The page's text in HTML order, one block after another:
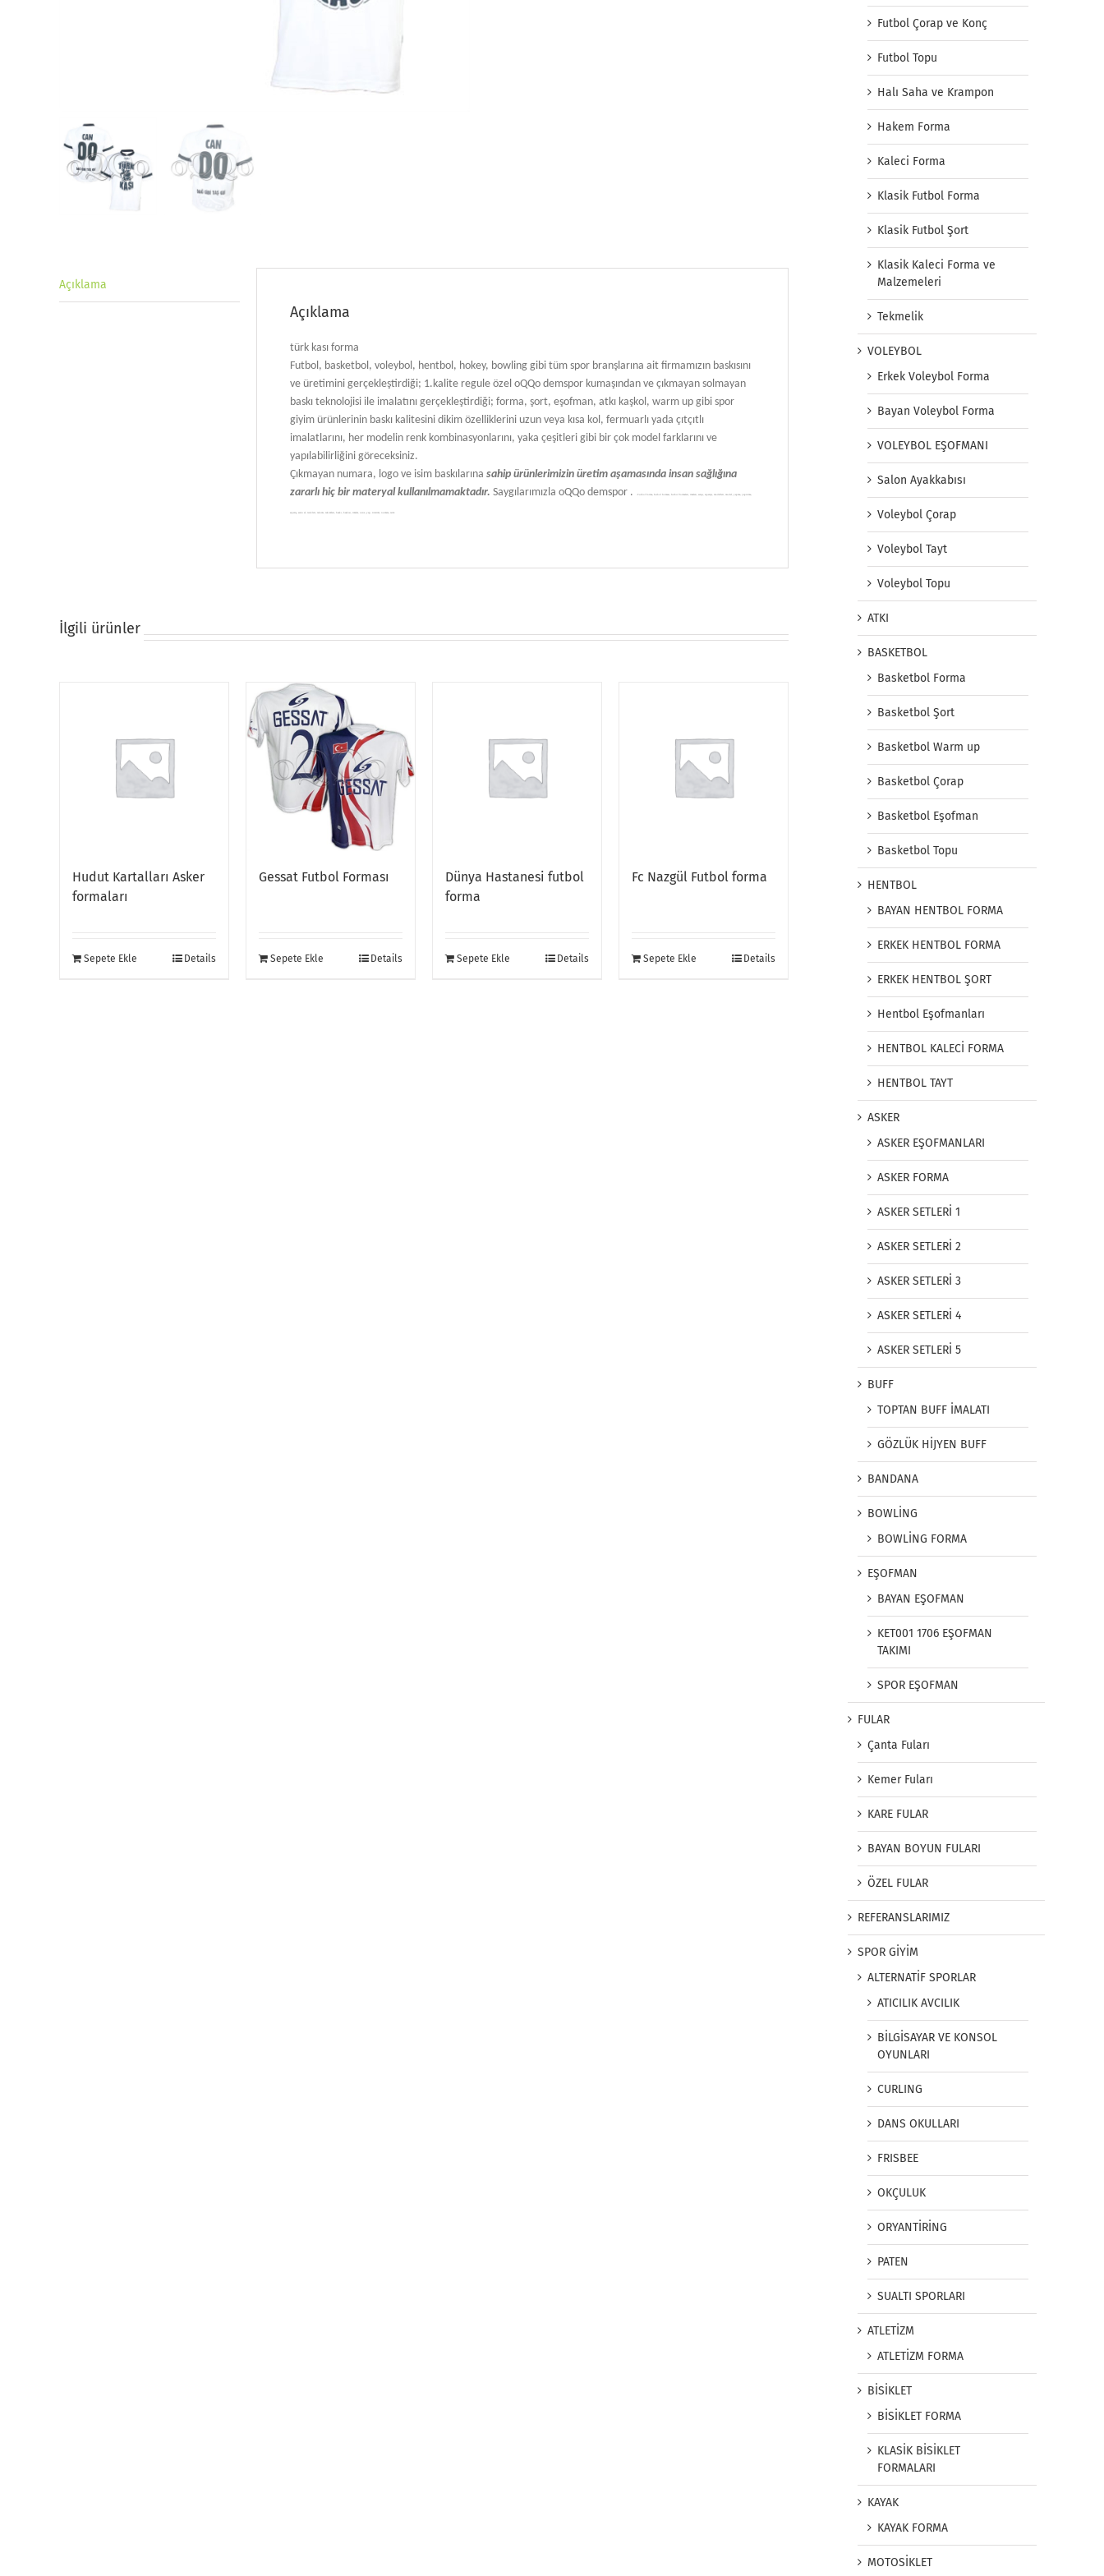
Açıklama
Açıklama
türk kası forma
Futbol, basketbol, voleybol, hentbol, hokey, bowling gibi tüm spor branşlarına ait firmamızın baskısını
ve üretimini gerçekleştirdiği; 1.kalite regule özel oQQo demspor kumaşından ve çıkmayan solmayan
baskı teknolojisi ile imalatını gerçekleştirdiği; forma, şort, eşofman, atkı kaşkol, warm up gibi spor
giyim ürünlerinin baskı kalitesini dikim özelliklerini uzun veya kısa kol, fermuarlı yada çıtçıtlı
imalatlarını, her modelin renk kombinasyonlarını, yaka çeşitleri gibi bir çok model farklarını ve
yapılabilirliğini göreceksiniz.
Çıkmayan numara, logo ve isim baskılarına sahip ürünlerimizin üretim aşamasında insan sağlığına
zararlı hiç bir materyal kullanılmamaktadır. Saygılarımızla oQQo demspor . Futbol forma, futbol forması, futbol formaları, imalatı, satışı, siparişi, modelleri, model, yapma, yaptırma,
sipariş, satın al, renkleri, takımı, takımları, baskı, baskısı, imalat, ucuz, yap, üretimi, numara, isim
İlgili ürünler
Hudut Kartalları Asker
formaları
Sepete Ekle Details
Gessat Futbol Forması
Sepete Ekle Details
Dünya Hastanesi futbol
forma
Sepete Ekle Details
Fc Nazgül Futbol forma
Sepete Ekle Details
Futbol Çorap ve Konç
Futbol Topu
Halı Saha ve Krampon
Hakem Forma
Kaleci Forma
Klasik Futbol Forma
Klasik Futbol Şort
Klasik Kaleci Forma ve
Malzemeleri
Tekmelik
VOLEYBOL
Erkek Voleybol Forma
Bayan Voleybol Forma
VOLEYBOL EŞOFMANI
Salon Ayakkabısı
Voleybol Çorap
Voleybol Tayt
Voleybol Topu
ATKI
BASKETBOL
Basketbol Forma
Basketbol Şort
Basketbol Warm up
Basketbol Çorap
Basketbol Eşofman
Basketbol Topu
HENTBOL
BAYAN HENTBOL FORMA
ERKEK HENTBOL FORMA
ERKEK HENTBOL ŞORT
Hentbol Eşofmanları
HENTBOL KALECİ FORMA
HENTBOL TAYT
ASKER
ASKER EŞOFMANLARI
ASKER FORMA
ASKER SETLERİ 1
ASKER SETLERİ 2
ASKER SETLERİ 3
ASKER SETLERİ 4
ASKER SETLERİ 5
BUFF
TOPTAN BUFF İMALATI
GÖZLÜK HİJYEN BUFF
BANDANA
BOWLİNG
BOWLİNG FORMA
EŞOFMAN
BAYAN EŞOFMAN
KET001 1706 EŞOFMAN
TAKIMI
SPOR EŞOFMAN
FULAR
Çanta Fuları
Kemer Fuları
KARE FULAR
BAYAN BOYUN FULARI
ÖZEL FULAR
REFERANSLARIMIZ
SPOR GİYİM
ALTERNATİF SPORLAR
ATICILIK AVCILIK
BİLGİSAYAR VE KONSOL
OYUNLARI
CURLING
DANS OKULLARI
FRISBEE
OKÇULUK
ORYANTİRİNG
PATEN
SUALTI SPORLARI
ATLETİZM
ATLETİZM FORMA
BİSİKLET
BİSİKLET FORMA
KLASİK BİSİKLET
FORMALARI
KAYAK
KAYAK FORMA
MOTOSİKLET